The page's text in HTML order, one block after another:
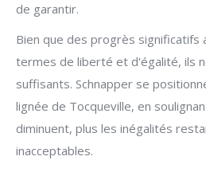
de garantir.
Bien que des progrès significatifs
termes de liberté et d'égalité, ils
suffisants. Schnapper se
lignée de Tocqueville, en
diminuent, plus les inégalités
inacceptables.